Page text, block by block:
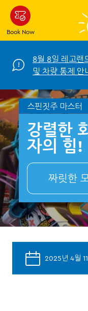
Skip
main
content
Book Now
8월 8일 레고랜
및 차량 통제 안
스핀짓주 마스터
강렬한
자의 힘!
짜릿한
2025년 4월